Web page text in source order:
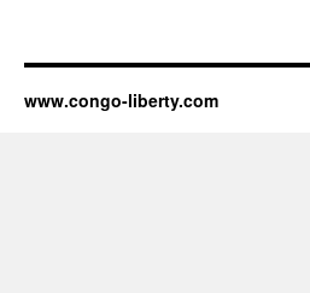
www.congo-liberty.com